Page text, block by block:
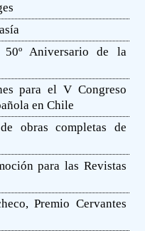
50º Aniversario de la
para el V Congreso
en Chile
obras completas de
para las Revistas
Premio Cervantes